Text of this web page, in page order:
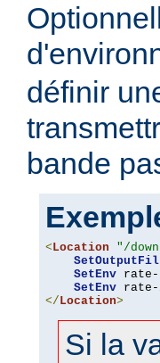
définir
bande
<Location "/
SetEnv
SetEnv
</Location>
Si la